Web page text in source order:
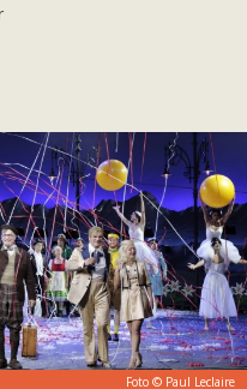
Foto © Paul Leclaire